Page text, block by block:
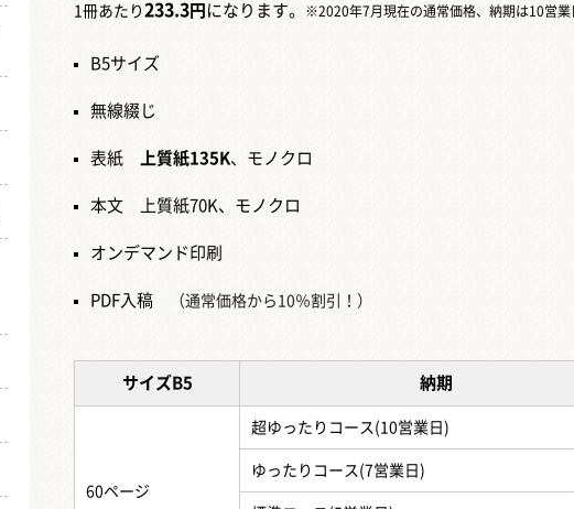
1冊あたり 233.3 円 になります。 ※2020年7月現在の通常価格、納期は10営業
B5サイズ
無線綴じ
表紙 上質紙135K、モノクロ
本文 上質紙70K、モノクロ
オンデマンド印刷
PDF入稿 （通常価格から10％割引！）
サイズB5 納期
60ページ
超ゆったりコース(10営業日)
ゆったりコース(7営業日)